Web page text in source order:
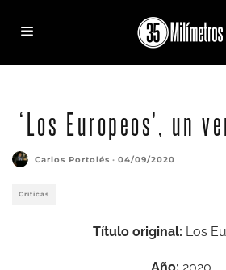
‘Los Europeos’, un
Carlos Portolés · 04/09/2020
Críticas
Título original: Los